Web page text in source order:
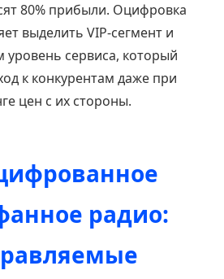
80% прибыли. Оцифровка
выделить VIP-сегмент и
уровень сервиса, который
к конкурентам даже при
цен с их стороны.
радио: